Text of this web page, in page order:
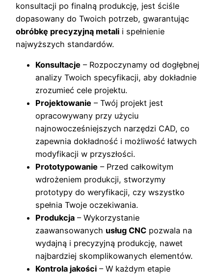
konsultacji po finalną produkcję, jest ściśle
dopasowany do Twoich potrzeb, gwarantując
obróbkę precyzyjną metali i spełnienie
najwyższych standardów.
Konsultacje – Rozpoczynamy od dogłębnej
analizy Twoich specyfikacji, aby dokładnie
zrozumieć cele projektu.
Projektowanie – Twój projekt jest
opracowywany przy użyciu
najnowocześniejszych narzędzi CAD, co
zapewnia dokładność i możliwość łatwych
modyfikacji w przyszłości.
Prototypowanie – Przed całkowitym
wdrożeniem produkcji, stworzymy
prototypy do weryfikacji, czy wszystko
spełnia Twoje oczekiwania.
Produkcja – Wykorzystanie
zaawansowanych usług CNC pozwala na
wydajną i precyzyjną produkcję, nawet
najbardziej skomplikowanych elementów.
Kontrola jakości – W każdym etapie